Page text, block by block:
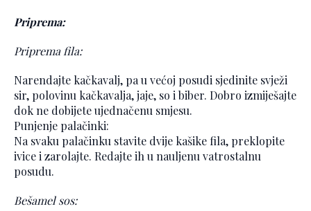
Priprema:
Priprema fila:
Narendajte kačkavalj, pa u većoj posudi sjedinite svježi
sir, polovinu kačkavalja, jaje, so i biber. Dobro izmiješajte
dok ne dobijete ujednačenu smjesu.
Punjenje palačinki:
Na svaku palačinku stavite dvije kašike fila, preklopite
ivice i zarolajte. Redajte ih u nauljenu vatrostalnu
posudu.
Bešamel sos: